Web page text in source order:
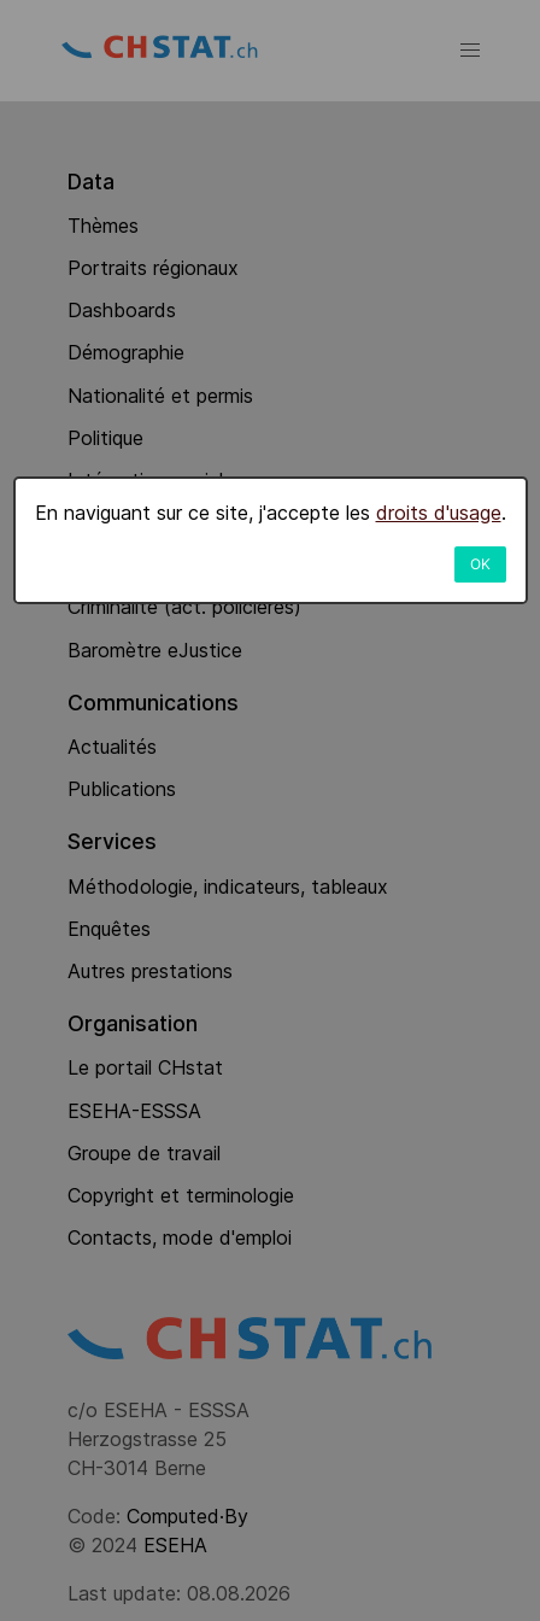
En naviguant sur ce site, j'accepte les droits d'usage.
OK
Data
Thèmes
Portraits régionaux
Dashboards
Démographie
Nationalité et permis
Politique
Intégration sociale
Economie
Criminalité (act. policières)
Baromètre eJustice
Communications
Actualités
Publications
Services
Méthodologie, indicateurs, tableaux
Enquêtes
Autres prestations
Organisation
Le portail CHstat
ESEHA-ESSSA
Groupe de travail
Copyright et terminologie
Contacts, mode d'emploi
c/o ESEHA - ESSSA
Herzogstrasse 25
CH-3014 Berne
Code: Computed·By
© 2024 ESEHA
Last update: 08.08.2026